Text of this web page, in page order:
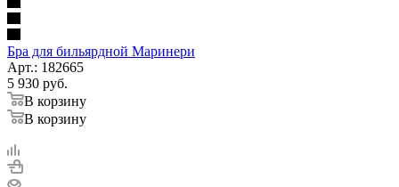
Бра для бильярдной Маринери
Арт.: 182665
5 930 руб.
В корзину
В корзину